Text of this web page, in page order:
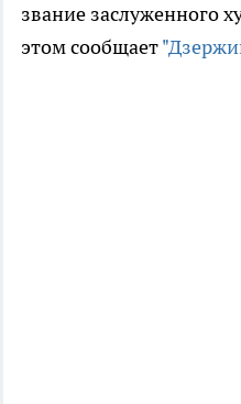
звание заслуженного
этом сообщает